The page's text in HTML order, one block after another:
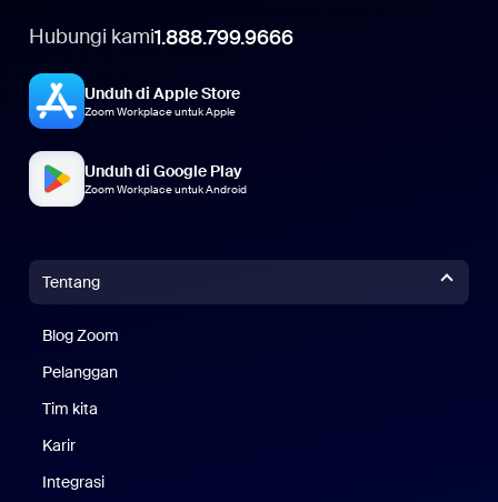
Hubungi kami1.888.799.9666
Unduh di Apple Store
Zoom Workplace untuk Apple
Unduh di Google Play
Zoom Workplace untuk Android
Tentang
Blog Zoom
Pelanggan
Tim kita
Karir
Integrasi